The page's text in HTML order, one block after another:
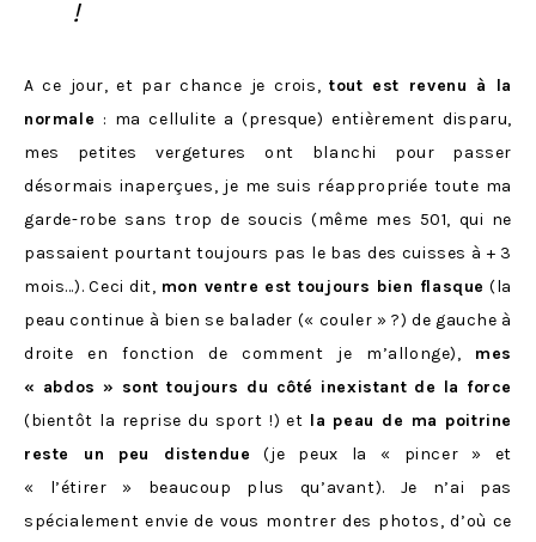
!
A ce jour, et par chance je crois, tout est revenu à la
normale : ma cellulite a (presque) entièrement disparu,
mes petites vergetures ont blanchi pour passer
désormais inaperçues, je me suis réappropriée toute ma
garde-robe sans trop de soucis (même mes 501, qui ne
passaient pourtant toujours pas le bas des cuisses à + 3
mois…). Ceci dit, mon ventre est toujours bien flasque (la
peau continue à bien se balader (« couler » ?) de gauche à
droite en fonction de comment je m’allonge), mes
« abdos » sont toujours du côté inexistant de la force
(bientôt la reprise du sport !) et la peau de ma poitrine
reste un peu distendue (je peux la « pincer » et
« l’étirer » beaucoup plus qu’avant). Je n’ai pas
spécialement envie de vous montrer des photos, d’où ce